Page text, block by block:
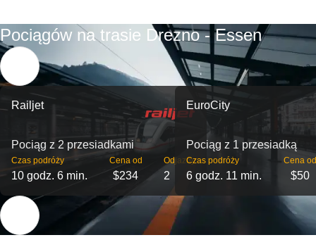
Pociągów na trasie Drezno - Essen
Railjet
Pociąg z 2 przesiadkami
Czas podróży
10 godz. 6 min.
Cena od
$234
Odjazdy
2
EuroCity
Pociąg z 1 przesiadką
Czas podróży
6 godz. 11 min.
Cena od
$50